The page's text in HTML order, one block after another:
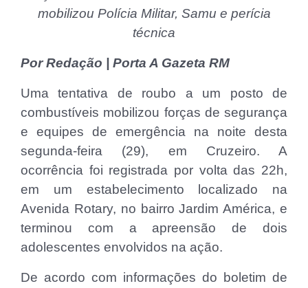
mobilizou Polícia Militar, Samu e perícia
técnica
Por Redação | Porta A Gazeta RM
Uma tentativa de roubo a um posto de
combustíveis mobilizou forças de segurança
e equipes de emergência na noite desta
segunda-feira (29), em Cruzeiro. A
ocorrência foi registrada por volta das 22h,
em um estabelecimento localizado na
Avenida Rotary, no bairro Jardim América, e
terminou com a apreensão de dois
adolescentes envolvidos na ação.
De acordo com informações do boletim de